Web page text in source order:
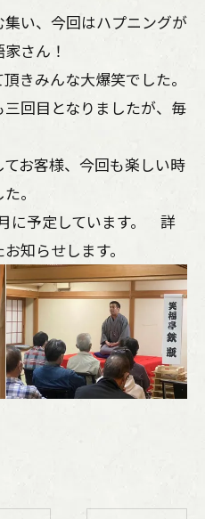
い、今回はハプニングが
さん！
きみんな大爆笑でした。
回目となりましたが、毎
お客様、今回も楽しい時
。
に予定しています。 詳
知らせします。